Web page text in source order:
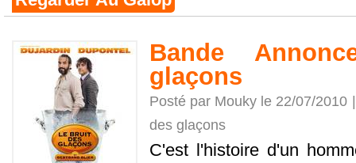
Bande
glaçons
Posté par Mouky le 22/07/2010
des glaçons
C'est l'histoire d'un